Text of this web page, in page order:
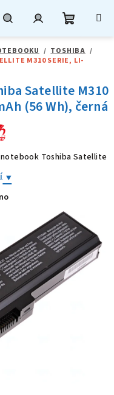
/ TOSHIBA /
M310 SERIE, LI-
Satellite M310
(56 Wh), černá
Toshiba Satellite